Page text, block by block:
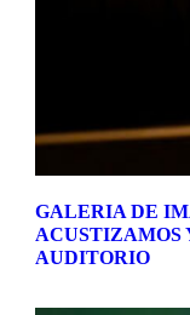
GALERIA DE
ACUSTIZAMOS
AUDITORIO